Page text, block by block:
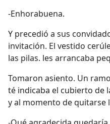
-Enhorabuena.
Y precedió a sus
invitación. El vestido
las pilas. les arrancaba
Tomaron asiento. Un
té indicaba el cubierto de
y al momento de quitarse